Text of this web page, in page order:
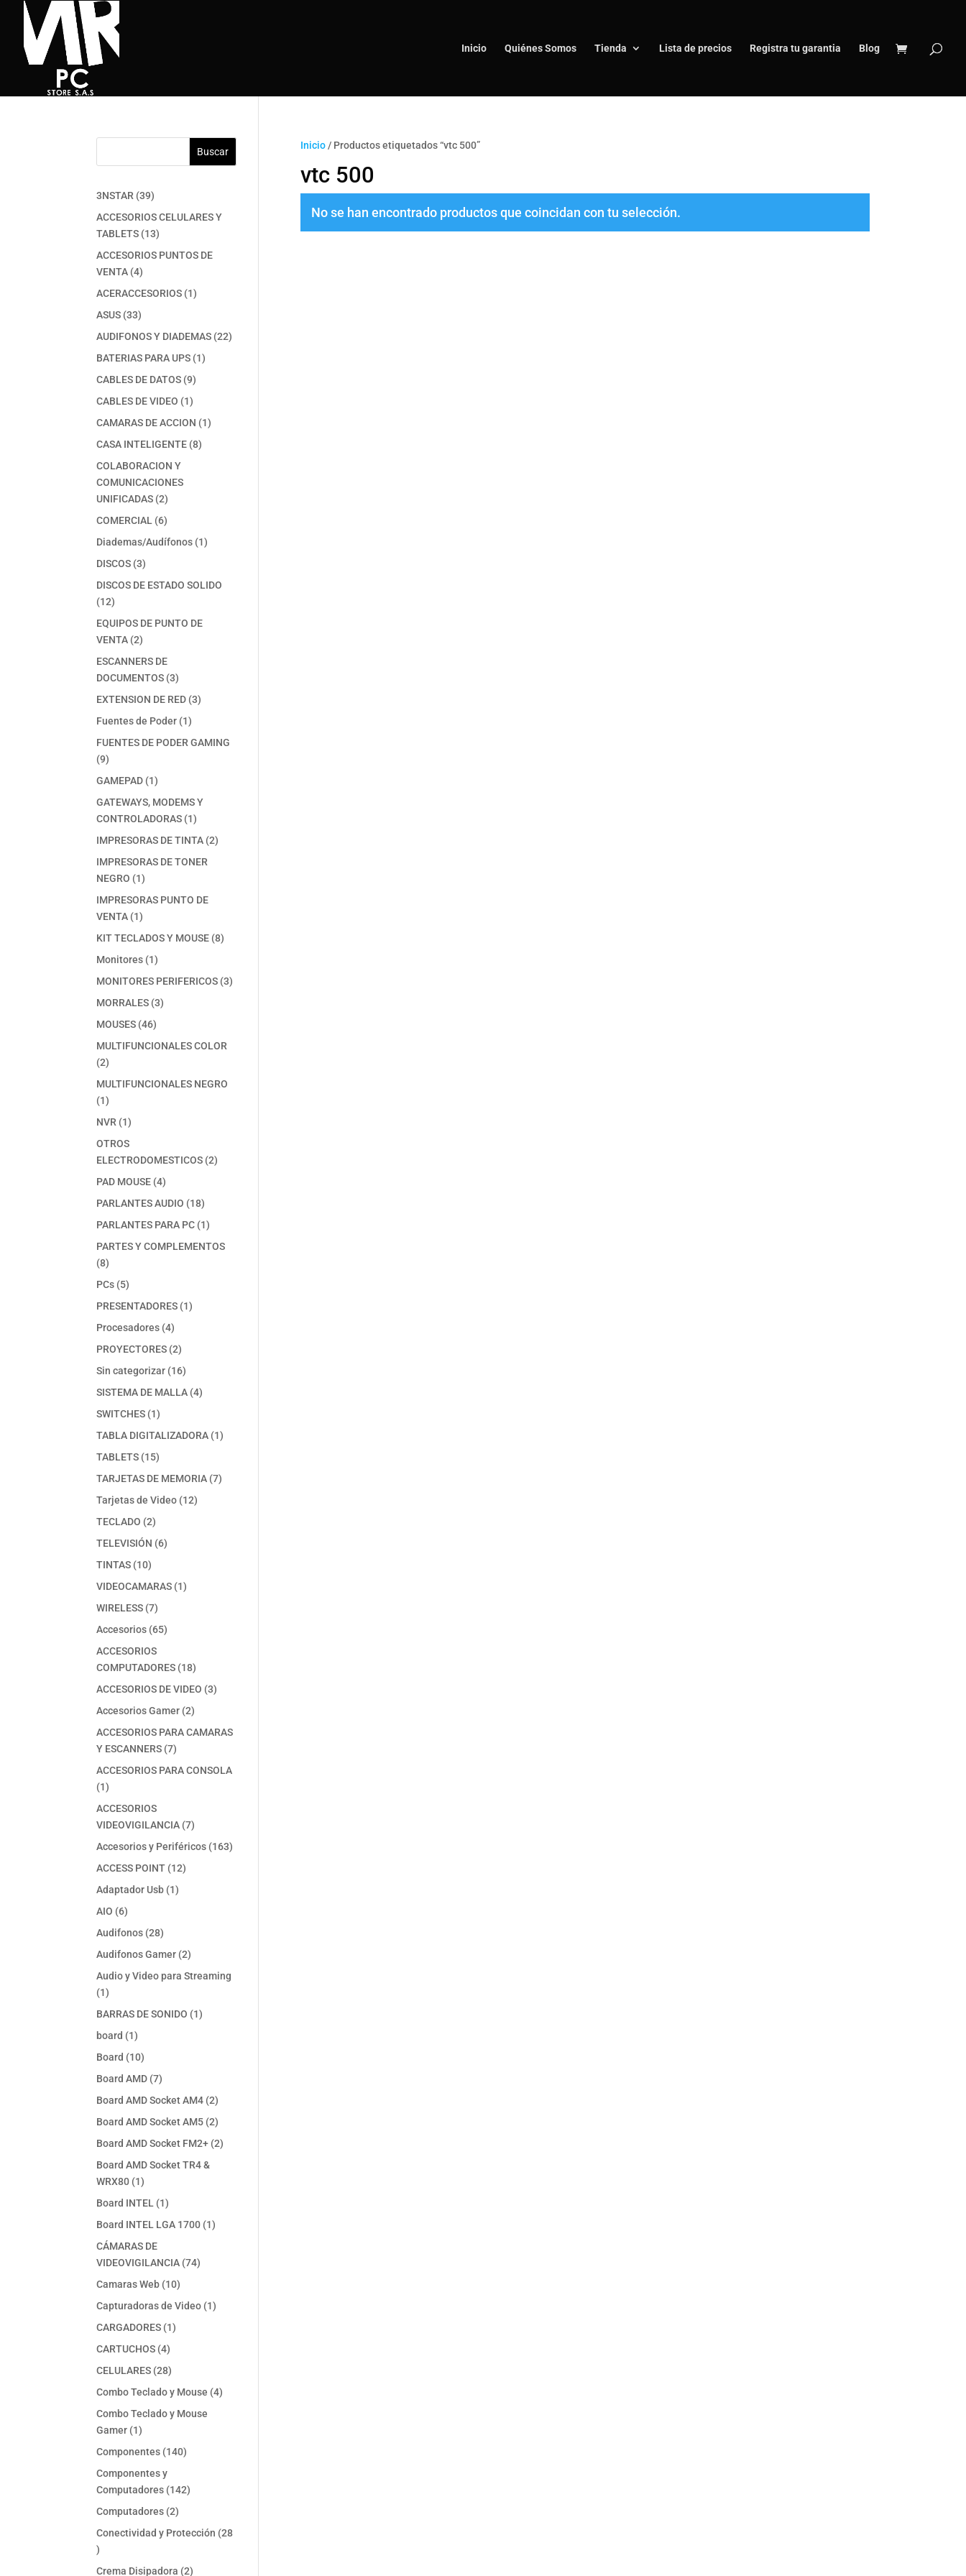
Inicio Quiénes Somos Tienda Lista de precios Registra tu garantia Blog
Inicio/ Productos etiquetados “vtc 500”
vtc 500
No se han encontrado productos que coincidan con tu selección.
Buscar
3NSTAR 3939
productos
ACCESORIOS CELULARES Y
TABLETS 1313
productos
ACCESORIOS PUNTOS DE
VENTA 44
productos
ACERACCESORIOS 11
ASUS 3333
productos
AUDIFONOS Y DIADEMAS 2222
BATERIAS PARA UPS 11
CABLES DE DATOS 99
CABLES DE VIDEO 11
producto
CAMARAS DE ACCION 11
CASA INTELIGENTE 88
COLABORACION Y
COMUNICACIONES
UNIFICADAS 22
productos
COMERCIAL 66
productos
Diademas/Audífonos 11
DISCOS 33
productos
DISCOS DE ESTADO SOLIDO
1212
productos
EQUIPOS DE PUNTO DE
VENTA 22
productos
ESCANNERS DE
DOCUMENTOS 33
productos
EXTENSION DE RED 33
Fuentes de Poder 11
producto
FUENTES DE PODER GAMING
99
productos
GAMEPAD 11
producto
GATEWAYS, MODEMS Y
CONTROLADORAS 11
producto
IMPRESORAS DE TINTA 22
IMPRESORAS DE TONER
NEGRO
11
producto
IMPRESORAS PUNTO DE
VENTA 11
producto
KIT TECLADOS Y MOUSE 88
Monitores 11
producto
MONITORES PERIFERICOS 33
MORRALES 33
MOUSES 4646
productos
MULTIFUNCIONALES COLOR
22
productos
MULTIFUNCIONALES NEGRO
11
producto
NVR 11
producto
OTROS
ELECTRODOMESTICOS 22
PAD MOUSE 44
productos
PARLANTES AUDIO 1818
productos
PARLANTES PARA PC 11
producto
PARTES Y COMPLEMENTOS
88
productos
PCs 55
productos
PRESENTADORES 11
Procesadores 44
productos
PROYECTORES 22
productos
Sin categorizar 1616
productos
SISTEMA DE MALLA 44
SWITCHES 11
producto
TABLA DIGITALIZADORA 11
TABLETS 1515
productos
TARJETAS DE MEMORIA 77
Tarjetas de Video 1212
TECLADO 22
productos
TELEVISIÓN 66
TINTAS 1010
productos
VIDEOCAMARAS 11
WIRELESS 77
productos
Accesorios 6565
ACCESORIOS
COMPUTADORES 1818
productos
ACCESORIOS DE VIDEO 33
Accesorios Gamer 22
productos
ACCESORIOS PARA CAMARAS
Y ESCANNERS 77
productos
ACCESORIOS PARA CONSOLA
11
producto
ACCESORIOS
VIDEOVIGILANCIA 77
productos
Accesorios y Periféricos 163163
ACCESS POINT 1212
Adaptador Usb 11
AIO 66
productos
Audifonos 2828
productos
Audifonos Gamer 22
productos
Audio y Video para Streaming
11
producto
BARRAS DE SONIDO 11
board 11
producto
Board 1010
productos
Board AMD 77
productos
Board AMD Socket AM4 22
productos
Board AMD Socket AM5 22
productos
Board AMD Socket FM2+ 22
Board AMD Socket TR4 &
WRX80 11
producto
Board INTEL 11
producto
Board INTEL LGA 1700 11
CÁMARAS DE
VIDEOVIGILANCIA 7474
Camaras Web 1010
productos
Capturadoras de Video 11
CARGADORES 11
CARTUCHOS 44
productos
CELULARES 2828
productos
Combo Teclado y Mouse 44
Combo Teclado y Mouse
Gamer 11
producto
Componentes 140140
Componentes y
Computadores 142142
Computadores 22
productos
Conectividad y Protección 28
28
productos
Crema Disipadora 22